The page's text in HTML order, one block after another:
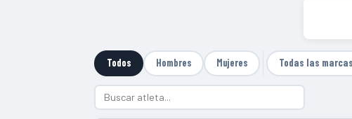
Todos Hombres Mujeres Todas las marcas